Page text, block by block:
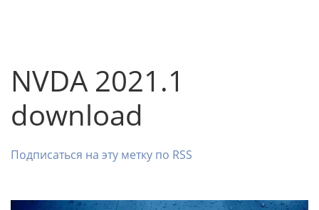
NVDA 2021.1
download
Подписаться на эту метку по RSS